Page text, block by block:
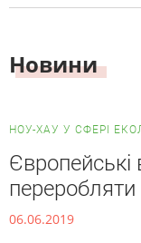
Новини
НОУ-ХАУ У СФЕРІ
Європейські
06.06.2019